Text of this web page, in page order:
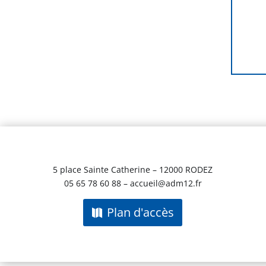
5 place Sainte Catherine – 12000 RODEZ
05 65 78 60 88 – accueil@adm12.fr
Plan d'accès